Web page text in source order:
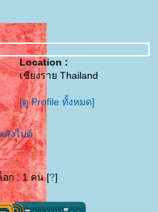
Location :
เชียงราย Thailand
[ดู Profile ทั้งหมด]
ลังไมค์
ก : 1 คน [?]